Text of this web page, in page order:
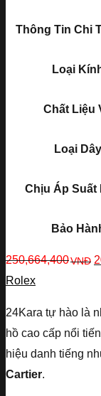
Thông Tin Chi
Loại
Chất Liệu
Loại Dây
Chịu Áp Suất
Bảo
250,664,400VNĐ
Rolex
24Kara tự hào là
hồ cao cấp nổi
hiệu danh tiếng
Cartier.